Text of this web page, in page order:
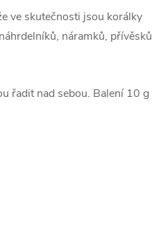
ve skutečnosti jsou korálky
náramků, přívěsků
řadit nad sebou. Balení 10 g